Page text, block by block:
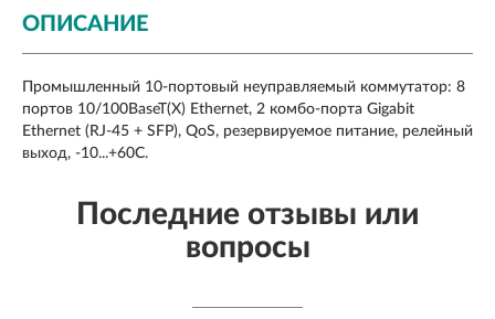
ОПИСАНИЕ
Промышленный 10-портовый неуправляемый коммутатор: 8
портов 10/100BaseT(X) Ethernet, 2 комбо-порта Gigabit
Ethernet (RJ-45 + SFP), QoS, резервируемое питание, релейный
выход, -10...+60С.
Последние отзывы или
вопросы